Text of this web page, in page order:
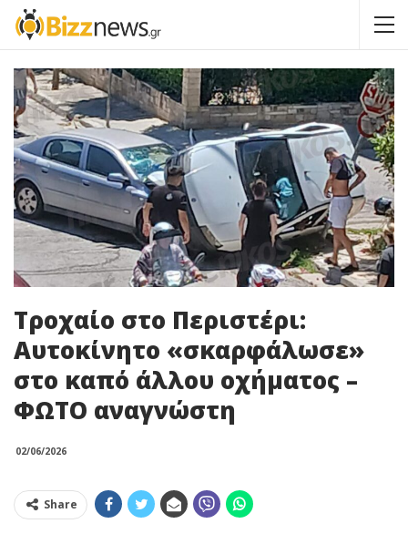
Τροχαίο στο Περιστέρι:
Αυτοκίνητο «σκαρφάλωσε»
στο καπό άλλου οχήματος –
ΦΩΤΟ αναγνώστη
02/06/2026
Share